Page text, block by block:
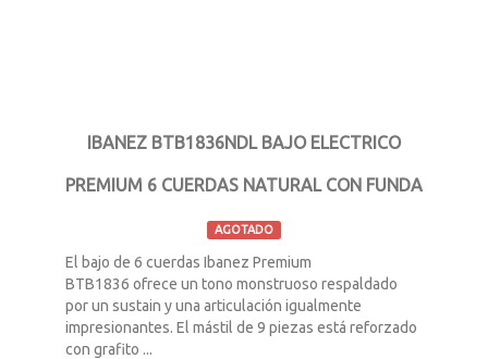
IBANEZ BTB1836NDL BAJO ELECTRICO
PREMIUM 6 CUERDAS NATURAL CON FUNDA
AGOTADO
El bajo de 6 cuerdas Ibanez Premium
BTB1836 ofrece un tono monstruoso respaldado
por un sustain y una articulación igualmente
impresionantes. El mástil de 9 piezas está reforzado
con grafito ...